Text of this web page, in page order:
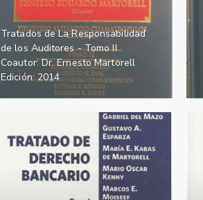
Tratados de La Responsabilidad
de los Auditores - Tomo II
Coautor: Dr. Ernesto Martorell
Edición: 2014.